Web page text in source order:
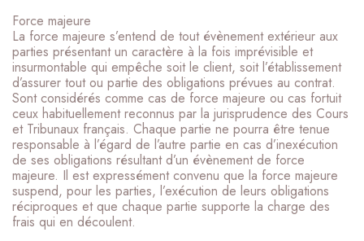
Force majeure
La force majeure s’entend de tout évènement extérieur aux
parties présentant un caractère à la fois imprévisible et
insurmontable qui empêche soit le client, soit l’établissement
d’assurer tout ou partie des obligations prévues au contrat.
Sont considérés comme cas de force majeure ou cas fortuit
ceux habituellement reconnus par la jurisprudence des Cours
et Tribunaux français. Chaque partie ne pourra être tenue
responsable à l’égard de l’autre partie en cas d’inexécution
de ses obligations résultant d’un évènement de force
majeure. Il est expressément convenu que la force majeure
suspend, pour les parties, l’exécution de leurs obligations
réciproques et que chaque partie supporte la charge des
frais qui en découlent.